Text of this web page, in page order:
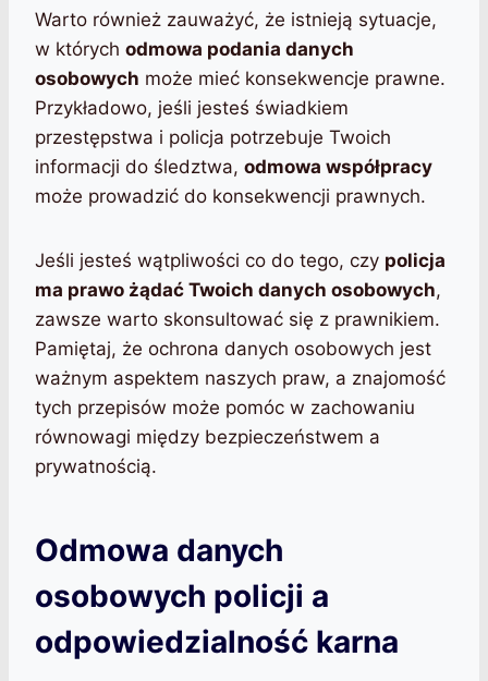
Warto również zauważyć, że istnieją sytuacje,
w których odmowa podania danych
osobowych może mieć konsekwencje prawne.
Przykładowo, jeśli jesteś świadkiem
przestępstwa i policja potrzebuje Twoich
informacji do śledztwa, odmowa współpracy
może prowadzić do konsekwencji prawnych.
Jeśli jesteś wątpliwości co do tego, czy policja
ma prawo żądać Twoich danych osobowych,
zawsze warto skonsultować się z prawnikiem.
Pamiętaj, że ochrona danych osobowych jest
ważnym aspektem naszych praw, a znajomość
tych przepisów może pomóc w zachowaniu
równowagi między bezpieczeństwem a
prywatnością.
Odmowa danych
osobowych policji a
odpowiedzialność karna